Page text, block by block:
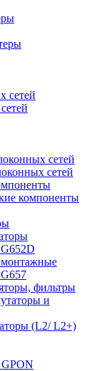
сетей
сетей
сетей
компоненты
фильтры
и
(L2/ L2+)